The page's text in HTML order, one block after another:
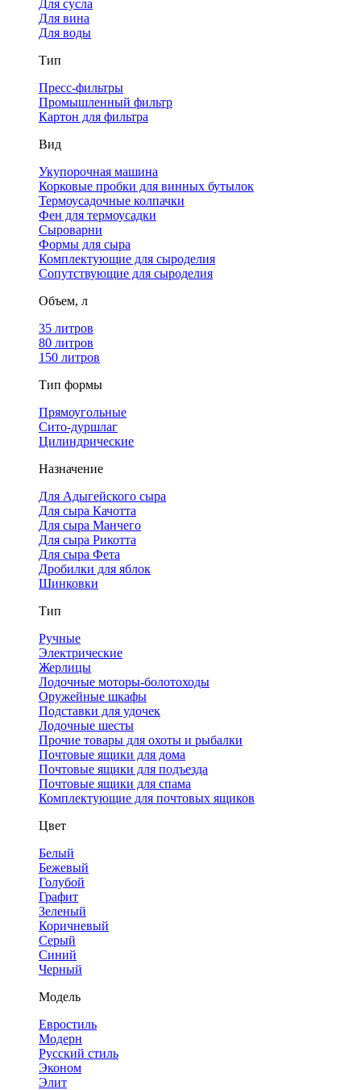
Для сусла
Для вина
Для воды
Тип
Пресс-фильтры
Промышленный фильтр
Картон для фильтра
Вид
Укупорочная машина
Корковые пробки для винных бутылок
Термоусадочные колпачки
Фен для термоусадки
Сыроварни
Формы для сыра
Комплектующие для сыроделия
Сопутствующие для сыроделия
Объем, л
35 литров
80 литров
150 литров
Тип формы
Прямоугольные
Сито-дуршлаг
Цилиндрические
Назначение
Для Адыгейского сыра
Для сыра Качотта
Для сыра Манчего
Для сыра Рикотта
Для сыра Фета
Дробилки для яблок
Шинковки
Тип
Ручные
Электрические
Жерлицы
Лодочные моторы-болотоходы
Оружейные шкафы
Подставки для удочек
Лодочные шесты
Прочие товары для охоты и рыбалки
Почтовые ящики для дома
Почтовые ящики для подъезда
Почтовые ящики для спама
Комплектующие для почтовых ящиков
Цвет
Белый
Бежевый
Голубой
Графит
Зеленый
Коричневый
Серый
Синий
Черный
Модель
Евростиль
Модерн
Русский стиль
Эконом
Элит